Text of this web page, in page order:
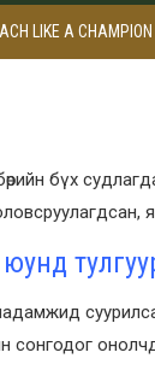
LIKE A CHAMPION
бүх
сонгодог